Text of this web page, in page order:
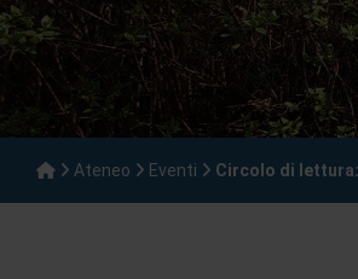
Ateneo Eventi Circolo di